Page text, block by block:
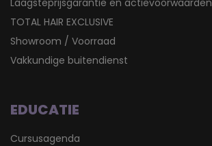
Laagsteprijsgarantie en actievoorwaarden
TOTAL HAIR EXCLUSIVE
Showroom / Voorraad
Vakkundige buitendienst
EDUCATIE
Cursusagenda